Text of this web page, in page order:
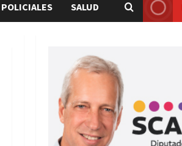
POLICIALES SALUD